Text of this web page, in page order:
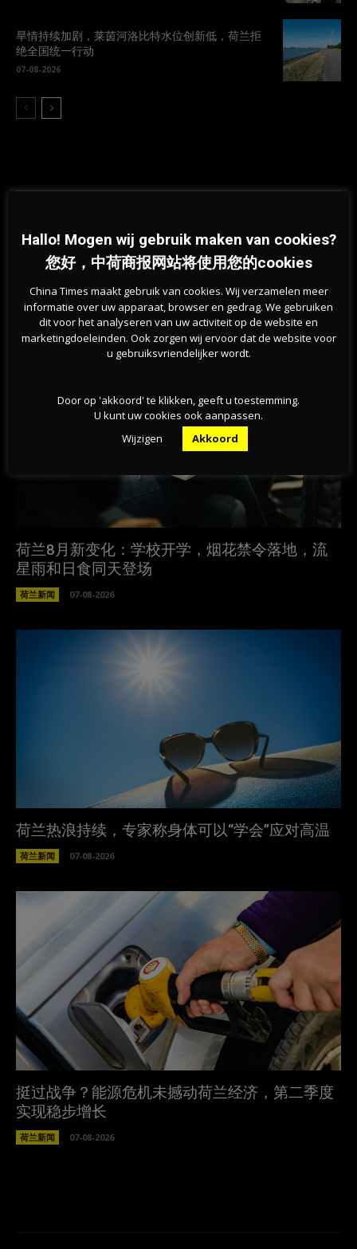
旱情持续加剧，莱茵河洛比特水位创新低，荷兰拒
绝全国统一行动
07-08-2026
Previous article
荷兰统计局2019信息社会报告: 荷
兰终于迎来移动互联网的时代
Next article
每周无偿加班？荷兰大学老师们不
乐意了
相关文章
荷兰8月新变化：学校开学，烟花禁令落地，流
星雨和日食同天登场
荷兰新闻 07-08-2026
荷兰热浪持续，专家称身体可以“学会”应对高温
荷兰新闻 07-08-2026
挺过战争？能源危机未撼动荷兰经济，第二季度
实现稳步增长
荷兰新闻 07-08-2026
Hallo! Mogen wij gebruik maken van cookies?
您好，中荷商报网站将使用您的cookies
China Times maakt gebruik van cookies. Wij verzamelen meer
informatie over uw apparaat, browser en gedrag. We gebruiken
dit voor het analyseren van uw activiteit op de website en
marketingdoeleinden. Ook zorgen wij ervoor dat de website voor
u gebruiksvriendelijker wordt.
Door op 'akkoord' te klikken, geeft u toestemming.
U kunt uw cookies ook aanpassen.
Wijzigen
Akkoord